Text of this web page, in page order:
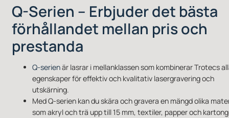
Q-Serien – Erbjuder det bästa
förhållandet mellan pris och
prestanda
Q-serienär lasrar i mellanklassen som kombinerar Trotecs
egenskaper för effektiv och kvalitativ lasergravering och
utskärning.
Med Q-serien kan du skära och gravera en mängd olika
som akryl och trä upp till 15 mm, textiler, papper och